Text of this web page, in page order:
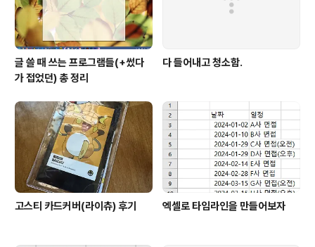
글 쓸 때 쓰는 프로그램들(+썼다
가 접었던) 총 정리
다 들어내고 청소함.
고스티 카드커버(라이츄) 후기 엑셀로 타임라인을 만들어보자